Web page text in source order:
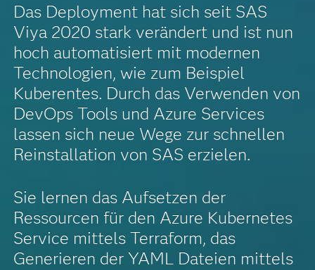
Das Deployment hat sich seit SAS
Viya 2020 stark verändert und ist nun
hoch automatisiert mit modernen
Technologien, wie zum Beispiel
Kuberentes. Durch das Verwenden von
DevOps Tools und Azure Services
lassen sich neue Wege zur schnellen
Reinstallation von SAS erzielen.
Sie lernen das Aufsetzen der
Ressourcen für den Azure Kubernetes
Service mittels Terraform, das
Generieren der YAML Dateien mittels